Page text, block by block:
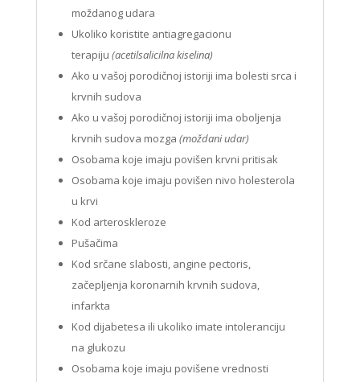
moždanog udara
Ukoliko koristite antiagregacionu
terapiju (acetilsalicilna kiselina)
Ako u vašoj porodičnoj istoriji ima bolesti srca i
krvnih sudova
Ako u vašoj porodičnoj istoriji ima oboljenja
krvnih sudova mozga (moždani udar)
Osobama koje imaju povišen krvni pritisak
Osobama koje imaju povišen nivo holesterola
u krvi
Kod arteroskleroze
Pušačima
Kod srčane slabosti, angine pectoris,
začepljenja koronarnih krvnih sudova,
infarkta
Kod dijabetesa ili ukoliko imate intoleranciju
na glukozu
Osobama koje imaju povišene vrednosti